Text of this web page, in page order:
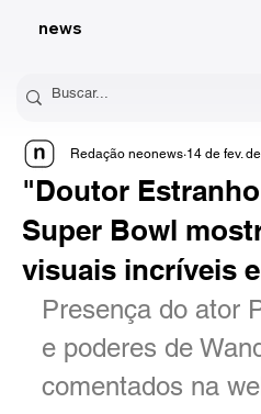
news
"Doutor
Super Bowl
visuais incríveis
Redação neonews 14 de fev.
Presença do ator
e poderes de
comentados na